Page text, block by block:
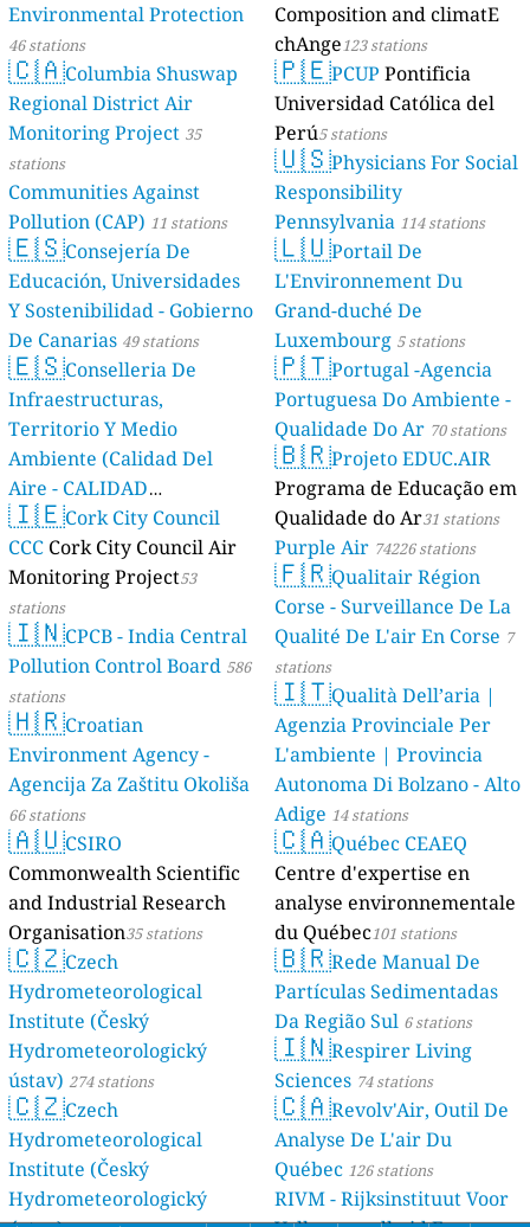
Environmental Protection
46 stations
🇨🇦Columbia Shuswap
Regional District Air
Monitoring Project 35
stations
Communities Against
Pollution (CAP) 11 stations
🇪🇸Consejería De
Educación, Universidades
Y Sostenibilidad - Gobierno
De Canarias 49 stations
🇪🇸Conselleria De
Infraestructuras,
Territorio Y Medio
Ambiente (Calidad Del
Aire - CALIDAD
AMBIENTAL) 23 stations
🇮🇪Cork City Council
CCC Cork City Council Air
Monitoring Project53
stations
🇮🇳CPCB - India Central
Pollution Control Board 586
stations
🇭🇷Croatian
Environment Agency -
Agencija Za Zaštitu Okoliša
66 stations
🇦🇺CSIRO
Commonwealth Scientific
and Industrial Research
Organisation35 stations
🇨🇿Czech
Hydrometeorological
Institute (Český
Hydrometeorologický
ústav) 274 stations
🇨🇿Czech
Hydrometeorological
Institute (Český
Hydrometeorologický
Composition and climatE
chAnge123 stations
🇵🇪PCUP Pontificia
Universidad Católica del
Perú5 stations
🇺🇸Physicians For Social
Responsibility
Pennsylvania 114 stations
🇱🇺Portail De
L'Environnement Du
Grand-duché De
Luxembourg 5 stations
🇵🇹Portugal -Agencia
Portuguesa Do Ambiente -
Qualidade Do Ar 70 stations
🇧🇷Projeto EDUC.AIR
Programa de Educação em
Qualidade do Ar31 stations
Purple Air 74226 stations
🇫🇷Qualitair Région
Corse - Surveillance De La
Qualité De L'air En Corse 7
stations
🇮🇹Qualità Dell’aria |
Agenzia Provinciale Per
L'ambiente | Provincia
Autonoma Di Bolzano - Alto
Adige 14 stations
🇨🇦Québec CEAEQ
Centre d'expertise en
analyse environnementale
du Québec101 stations
🇧🇷Rede Manual De
Partículas Sedimentadas
Da Região Sul 6 stations
🇮🇳Respirer Living
Sciences 74 stations
🇨🇦Revolv'Air, Outil De
Analyse De L'air Du
Québec 126 stations
RIVM - Rijksinstituut Voor